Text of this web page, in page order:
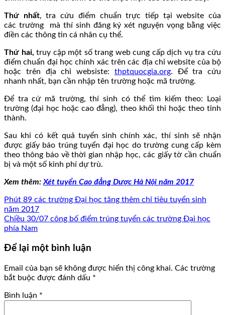
Thứ nhất, tra cứu điểm chuẩn trực tiếp tại website của
các trường mà thí sinh đăng ký xét nguyện vọng bằng việc
điền các thông tin cá nhân cụ thể.
Thứ hai, truy cập một số trang web cung cấp dịch vụ tra cứu
điểm chuẩn đại học chính xác trên các địa chỉ website của bộ
hoặc trên địa chỉ websiste: thptquocgia.org. Để tra cứu
nhanh nhất, bạn cần nhập tên trường hoặc mã trường.
Để tra cứ mã trường, thí sinh có thể tìm kiếm theo: Loại
trường (đại học hoặc cao đẳng), theo khối thi hoặc theo tỉnh
thành.
Sau khi có kết quả tuyển sinh chính xác, thí sinh sẽ nhận
được giấy báo trúng tuyển đại học do trường cung cấp kèm
theo thông báo về thời gian nhập học, các giấy tờ cần chuẩn
bị và một số kinh phí dự trù.
Xem thêm: Xét tuyển Cao đẳng Dược Hà Nội năm 2017
Phút 89 các trường Đại học tăng thêm chỉ tiêu tuyển sinh
năm 2017
Chiều 30/07 công bố điểm trúng tuyển các trường Đại học
phía Nam
Để lại một bình luận
Email của bạn sẽ không được hiển thị công khai. Các trường
bắt buộc được đánh dấu *
Bình luận *